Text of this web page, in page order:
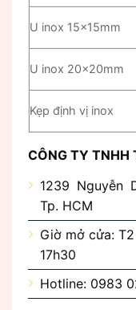
U inox 15x15mm
U inox 20x20mm
Kẹp định vị inox
CÔNG TY TNHH
1239 Nguyễn
Tp. HCM
Giờ mở cửa:
17h30
Hotline: 0983